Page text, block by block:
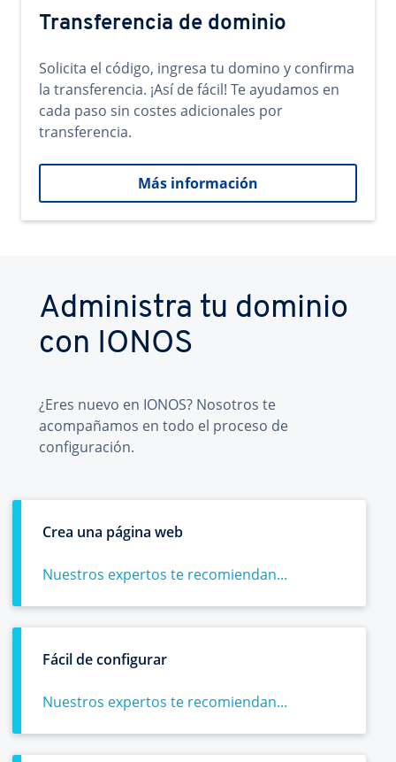
Transferencia de dominio
Solicita el código, ingresa tu domino y confirma
la transferencia. ¡Así de fácil! Te ayudamos en
cada paso sin costes adicionales por
transferencia.
Más información
Administra tu dominio
con IONOS
¿Eres nuevo en IONOS? Nosotros te
acompañamos en todo el proceso de
configuración.
Crea una página web
Nuestros expertos te recomiendan...
Fácil de configurar
Nuestros expertos te recomiendan...